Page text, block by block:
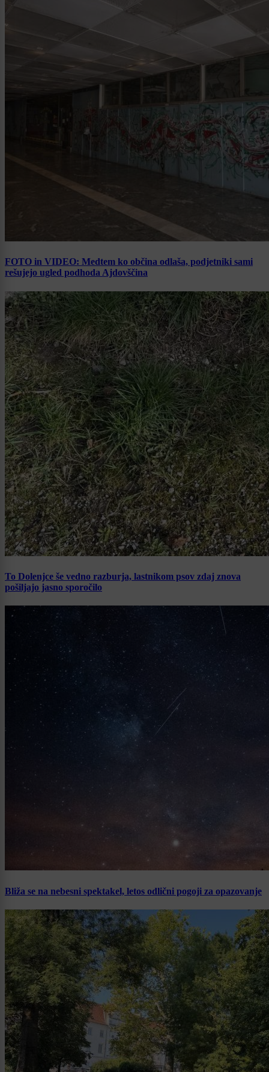
FOTO in VIDEO: Medtem ko občina odlaša, podjetniki sami
rešujejo ugled podhoda Ajdovščina
To Dolenjce še vedno razburja, lastnikom psov zdaj znova
pošiljajo jasno sporočilo
Bliža se na nebesni spektakel, letos odlični pogoji za opazovanje